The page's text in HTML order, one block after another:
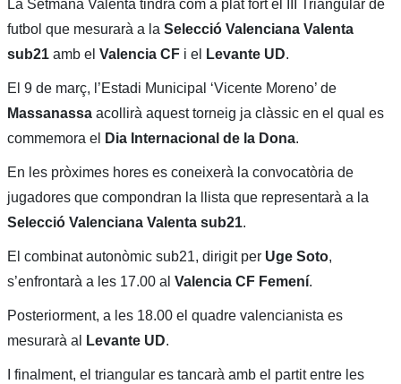
La Setmana Valenta tindrà com a plat fort el III Triangular de
futbol que mesurarà a la Selecció Valenciana Valenta
sub21amb el Valencia CFi el Levante UD.
El 9 de març, l’Estadi Municipal ‘Vicente Moreno’ de
Massanassa acollirà aquest torneig ja clàssic en el qual es
commemora el
Dia Internacional de la Dona.
En les pròximes hores es coneixerà la convocatòria de
jugadores que compondran la llista que representarà a la
Selecció Valenciana Valenta sub21.
El combinat autonòmic sub21, dirigit per Uge Soto,
s’enfrontarà a les 17.00 al Valencia CF Femení.
Posteriorment, a les 18.00 el quadre valencianista es
mesurarà al
Levante UD.
I finalment, el triangular es tancarà amb el partit entre les